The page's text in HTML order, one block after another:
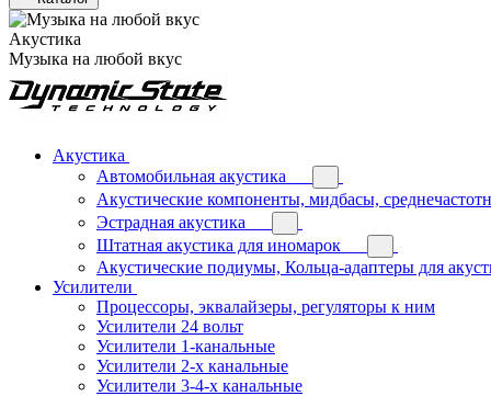
Акустика
Музыка на любой вкус
Акустика
Автомобильная акустика
Акустические компоненты, мидбасы,
Эстрадная акустика
Штатная акустика для иномарок
Акустические подиумы, Кольца-адаптеры для
Усилители
Процессоры, эквалайзеры, регуляторы к ним
Усилители 24 вольт
Усилители 1-канальные
Усилители 2-х канальные
Усилители 3-4-х канальные